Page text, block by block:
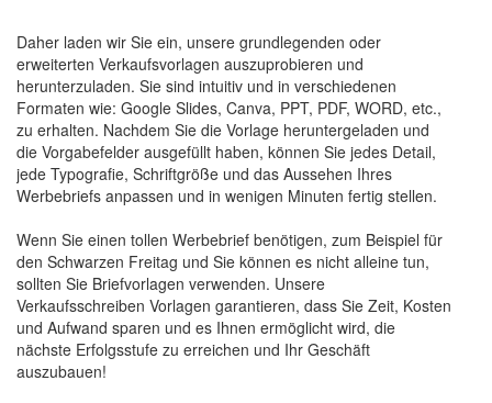
Daher laden wir Sie ein, unsere grundlegenden oder
erweiterten Verkaufsvorlagen auszuprobieren und
herunterzuladen. Sie sind intuitiv und in verschiedenen
Formaten wie: Google Slides, Canva, PPT, PDF, WORD, etc.,
zu erhalten. Nachdem Sie die Vorlage heruntergeladen und
die Vorgabefelder ausgefüllt haben, können Sie jedes Detail,
jede Typografie, Schriftgröße und das Aussehen Ihres
Werbebriefs anpassen und in wenigen Minuten fertig stellen.
Wenn Sie einen tollen Werbebrief benötigen, zum Beispiel für
den Schwarzen Freitag und Sie können es nicht alleine tun,
sollten Sie Briefvorlagen verwenden. Unsere
Verkaufsschreiben Vorlagen garantieren, dass Sie Zeit, Kosten
und Aufwand sparen und es Ihnen ermöglicht wird, die
nächste Erfolgsstufe zu erreichen und Ihr Geschäft
auszubauen!